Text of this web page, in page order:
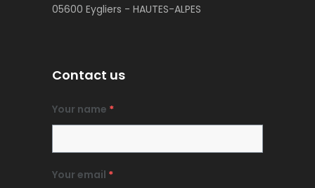
05600 Eygliers - HAUTES-ALPES
Contact us
Your name *
Your email *